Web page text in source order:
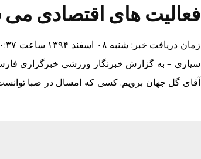
فعالیت های اقتصادی
آقای گل جهان برویم. کسی که امسال در صبا